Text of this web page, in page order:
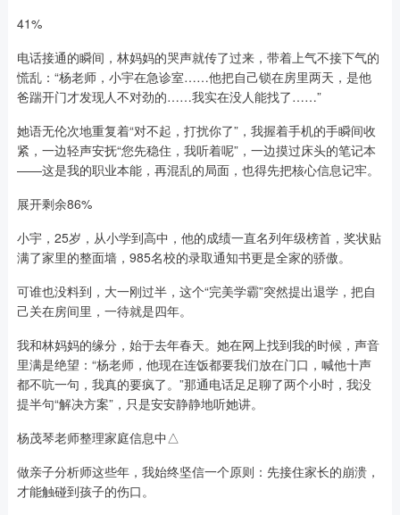
41%
电话接通的瞬间，林妈妈的哭声就传了过来，带着上气不接下气的
慌乱：“杨老师，小宇在急诊室……他把自己锁在房里两天，是他
爸踹开门才发现人不对劲的……我实在没人能找了……”
她语无伦次地重复着“对不起，打扰你了”，我握着手机的手瞬间收
紧，一边轻声安抚“您先稳住，我听着呢”，一边摸过床头的笔记本
——这是我的职业本能，再混乱的局面，也得先把核心信息记牢。
展开剩余86%
小宇，25岁，从小学到高中，他的成绩一直名列年级榜首，奖状贴
满了家里的整面墙，985名校的录取通知书更是全家的骄傲。
可谁也没料到，大一刚过半，这个“完美学霸”突然提出退学，把自
己关在房间里，一待就是四年。
我和林妈妈的缘分，始于去年春天。她在网上找到我的时候，声音
里满是绝望：“杨老师，他现在连饭都要我们放在门口，喊他十声
都不吭一句，我真的要疯了。”那通电话足足聊了两个小时，我没
提半句“解决方案”，只是安安静静地听她讲。
杨茂琴老师整理家庭信息中△
做亲子分析师这些年，我始终坚信一个原则：先接住家长的崩溃，
才能触碰到孩子的伤口。